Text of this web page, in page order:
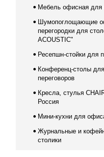
Мебель офисная для
Шумопоглощающие
перегородки для
ACOUSTIC"
Ресепшн-стойки для
Конференц-столы для
переговоров
Кресла, стулья
Россия
Мини-кухни для
Журнальные и
столики